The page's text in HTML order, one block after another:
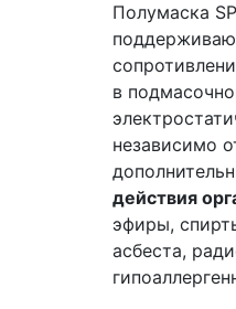
Полумаска
в
независимо
действия
эфиры,
асбеста,